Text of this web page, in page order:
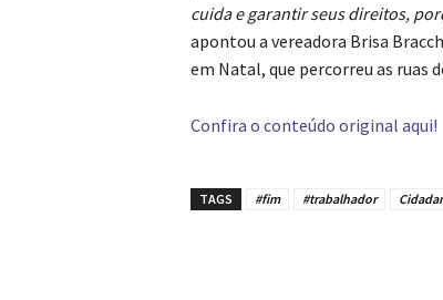
cuida e garantir seus direitos,
apontou a vereadora Brisa
em Natal, que percorreu as ruas
Confira o conteúdo original aqui!
TAGS #fim #trabalhador